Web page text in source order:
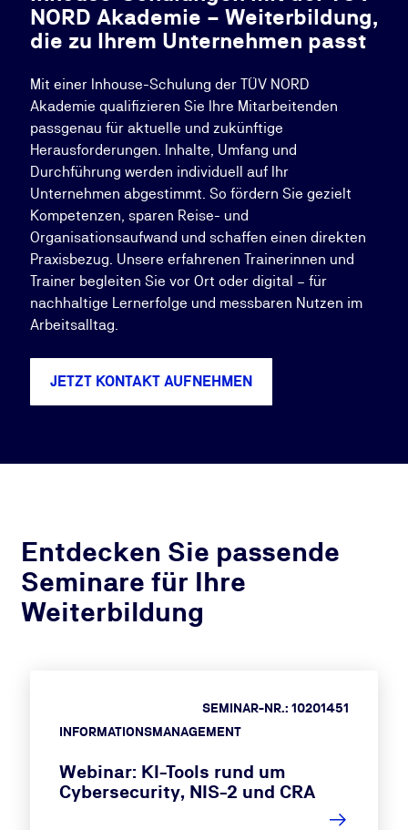
NORD Akademie – Weiterbildung,
die zu Ihrem Unternehmen passt
Mit einer Inhouse-Schulung der TÜV NORD
Akademie qualifizieren Sie Ihre Mitarbeitenden
passgenau für aktuelle und zukünftige
Herausforderungen. Inhalte, Umfang und
Durchführung werden individuell auf Ihr
Unternehmen abgestimmt. So fördern Sie gezielt
Kompetenzen, sparen Reise- und
Organisationsaufwand und schaffen einen direkten
Praxisbezug. Unsere erfahrenen Trainerinnen und
Trainer begleiten Sie vor Ort oder digital – für
nachhaltige Lernerfolge und messbaren Nutzen im
Arbeitsalltag.
JETZT KONTAKT AUFNEHMEN
Entdecken Sie passende
Seminare für Ihre
Weiterbildung
INFORMATIONSMANAGEMENT
SEMINAR-NR.: 10201451
Webinar: KI-Tools rund um
Cybersecurity, NIS-2 und CRA